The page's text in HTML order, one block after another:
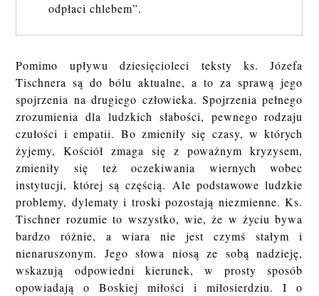
od­pła­ci chle­bem”.
Pomimo upływu dziesięcioleci teksty ks. Józefa
Tischnera są do bólu aktualne, a to za sprawą jego
spojrzenia na drugiego człowieka. Spojrzenia pełnego
zrozumienia dla ludzkich słabości, pewnego rodzaju
czułości i empatii. Bo zmieniły się czasy, w których
żyjemy, Kościół zmaga się z poważnym kryzysem,
zmieniły się też oczekiwania wiernych wobec
instytucji, której są częścią. Ale podstawowe ludzkie
problemy, dylematy i troski pozostają niezmienne. Ks.
Tischner rozumie to wszystko, wie, że w życiu bywa
bardzo różnie, a wiara nie jest czymś stałym i
nienaruszonym. Jego słowa niosą ze sobą nadzieję,
wskazują odpowiedni kierunek, w prosty sposób
opowiadają o Boskiej miłości i miłosierdziu. I o